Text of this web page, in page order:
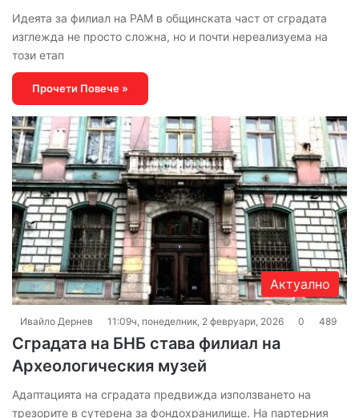
Идеята за филиал на РАМ в общинската част от сградата
изглежда не просто сложна, но и почти нереализуема на
този етап
Прочети Повече »
Актуално
Ивайло Дернев 11:09ч, понеделник, 2 февруари, 2026 0 489
Сградата на БНБ става филиал на
Археологическия музей
Адаптацията на сградата предвижда използването на
трезорите в сутерена за фондохранилище. На партерния